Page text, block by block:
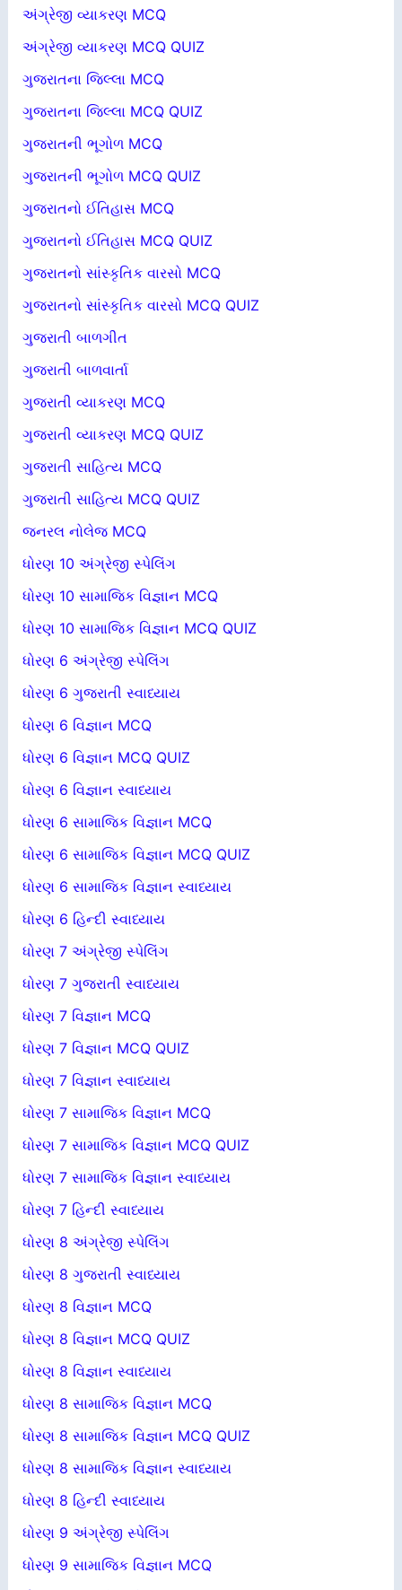
અંગ્રેજી વ્યાકરણ MCQ
અંગ્રેજી વ્યાકરણ MCQ QUIZ
ગુજરાતના જિલ્લા MCQ
ગુજરાતના જિલ્લા MCQ QUIZ
ગુજરાતની ભૂગોળ MCQ
ગુજરાતની ભૂગોળ MCQ QUIZ
ગુજરાતનો ઈતિહાસ MCQ
ગુજરાતનો ઈતિહાસ MCQ QUIZ
ગુજરાતનો સાંસ્કૃતિક વારસો MCQ
ગુજરાતનો સાંસ્કૃતિક વારસો MCQ QUIZ
ગુજરાતી બાળગીત
ગુજરાતી બાળવાર્તા
ગુજરાતી વ્યાકરણ MCQ
ગુજરાતી વ્યાકરણ MCQ QUIZ
ગુજરાતી સાહિત્ય MCQ
ગુજરાતી સાહિત્ય MCQ QUIZ
જનરલ નોલેજ MCQ
ધોરણ 10 અંગ્રેજી સ્પેલિંગ
ધોરણ 10 સામાજિક વિજ્ઞાન MCQ
ધોરણ 10 સામાજિક વિજ્ઞાન MCQ QUIZ
ધોરણ 6 અંગ્રેજી સ્પેલિંગ
ધોરણ 6 ગુજરાતી સ્વાધ્યાય
ધોરણ 6 વિજ્ઞાન MCQ
ધોરણ 6 વિજ્ઞાન MCQ QUIZ
ધોરણ 6 વિજ્ઞાન સ્વાધ્યાય
ધોરણ 6 સામાજિક વિજ્ઞાન MCQ
ધોરણ 6 સામાજિક વિજ્ઞાન MCQ QUIZ
ધોરણ 6 સામાજિક વિજ્ઞાન સ્વાધ્યાય
ધોરણ 6 હિન્દી સ્વાધ્યાય
ધોરણ 7 અંગ્રેજી સ્પેલિંગ
ધોરણ 7 ગુજરાતી સ્વાધ્યાય
ધોરણ 7 વિજ્ઞાન MCQ
ધોરણ 7 વિજ્ઞાન MCQ QUIZ
ધોરણ 7 વિજ્ઞાન સ્વાધ્યાય
ધોરણ 7 સામાજિક વિજ્ઞાન MCQ
ધોરણ 7 સામાજિક વિજ્ઞાન MCQ QUIZ
ધોરણ 7 સામાજિક વિજ્ઞાન સ્વાધ્યાય
ધોરણ 7 હિન્દી સ્વાધ્યાય
ધોરણ 8 અંગ્રેજી સ્પેલિંગ
ધોરણ 8 ગુજરાતી સ્વાધ્યાય
ધોરણ 8 વિજ્ઞાન MCQ
ધોરણ 8 વિજ્ઞાન MCQ QUIZ
ધોરણ 8 વિજ્ઞાન સ્વાધ્યાય
ધોરણ 8 સામાજિક વિજ્ઞાન MCQ
ધોરણ 8 સામાજિક વિજ્ઞાન MCQ QUIZ
ધોરણ 8 સામાજિક વિજ્ઞાન સ્વાધ્યાય
ધોરણ 8 હિન્દી સ્વાધ્યાય
ધોરણ 9 અંગ્રેજી સ્પેલિંગ
ધોરણ 9 સામાજિક વિજ્ઞાન MCQ